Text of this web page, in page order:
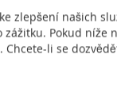
zlepšení našich
zážitku. Pokud níže
Chcete-li se